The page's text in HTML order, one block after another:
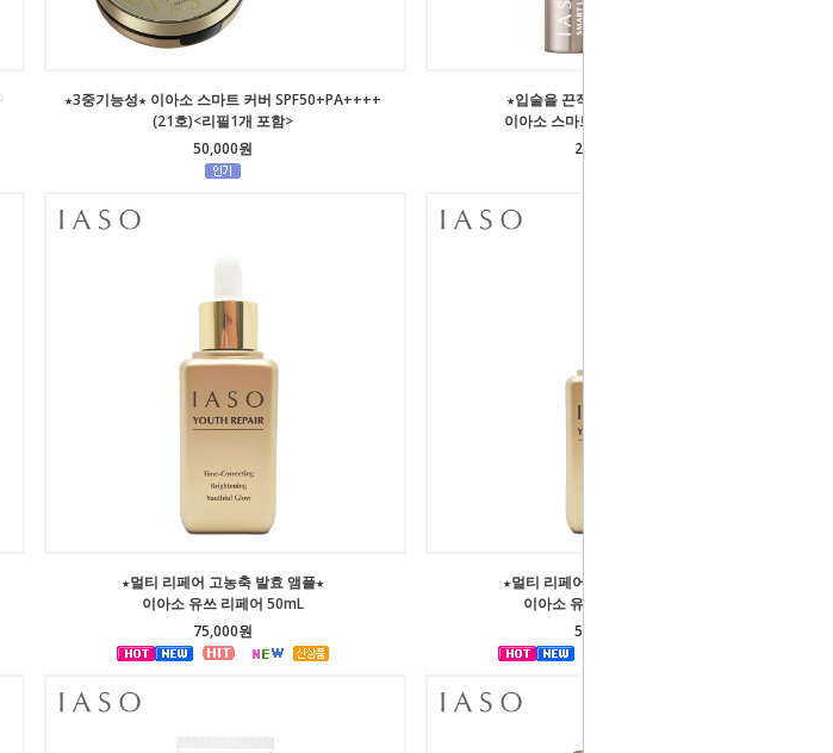
★3중기능성★ 이아소 스마트 커버 SPF50+PA++++
(21호)<리필1개 포함>
50,000원
★입술을 끈적임없이 촉촉하게★
이아소 스마트 립 틴트 밤 SPF20
29,000원
★멀티 리페어 고농축 발효 앰플★
이아소 유쓰 리페어 50mL
75,000원
★멀티 리페어 고농축 발효 앰플★
이아소 유쓰 리페어 30mL
55,000원